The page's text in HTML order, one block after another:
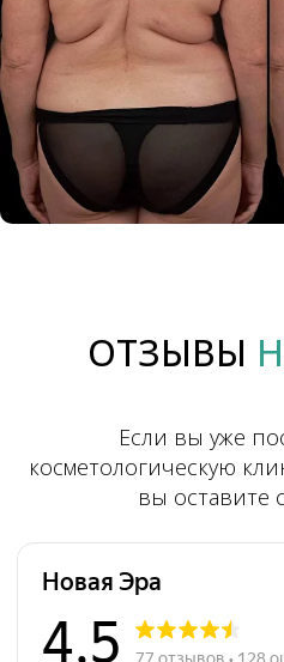
ОТЗЫВЫ
Если вы уже
косметологическую
вы оставите
БЕСПЛАТНАЯ
КОСМЕТОЛОГА
Оставьте заявку прямо сейчас и
подробнее о наших услугах и
+7
данных и ознакомлен(а) с
конфиденциальности
Записаться